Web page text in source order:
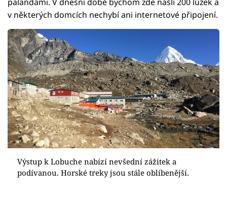
v některých domcích nechybí ani internetové připojení.
Výstup k Lobuche nabízí nevšední zážitek a
podívanou. Horské treky jsou stále oblíbenější.